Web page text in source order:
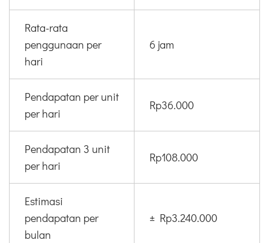
Rata-rata
penggunaan per
hari
6 jam
Pendapatan per unit
per hari
Rp36.000
Pendapatan 3 unit
per hari
Rp108.000
Estimasi
pendapatan per
bulan
± Rp3.240.000